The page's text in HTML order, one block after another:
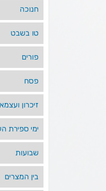
חנוכה
טו בשבט
פורים
פסח
זיכרון
ימי ספירת
שבועות
בין המצרים